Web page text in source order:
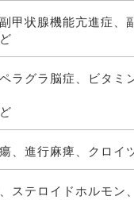
甲状腺機能亢進症、
ラグラ脳症、ビタミ
、進行麻痺、クロイ
ステロイドホルモン